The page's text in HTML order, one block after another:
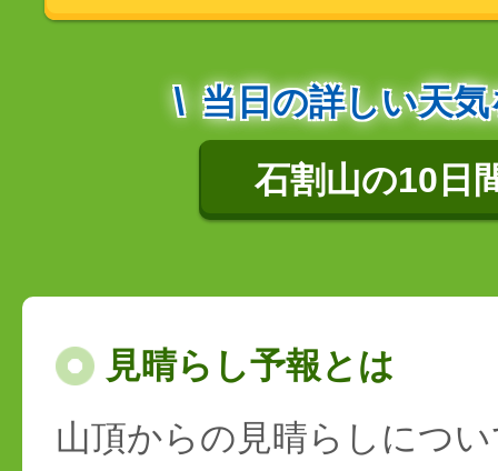
当日の詳しい天
石割山の10日
見晴らし予報とは
山頂からの見晴らしにつ